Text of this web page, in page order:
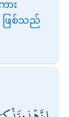
ား
ဖြစ်သည်